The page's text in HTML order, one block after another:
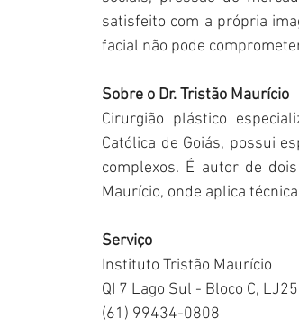
satisfeito com a própria
facial não pode
Sobre o Dr. Tristão Maurício
Cirurgião plástico
Católica de Goiás, possui
complexos. É autor de
Maurício, onde aplica
Serviço
Instituto Tristão Maurício
QI 7 Lago Sul - Bloco C,
(61) 99434-0808